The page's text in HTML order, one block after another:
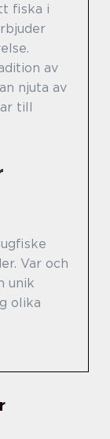
fiska i
av
njuta av
till
Var och
unik
olika